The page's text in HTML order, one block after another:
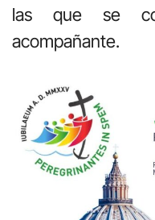
las que se
acompañante.